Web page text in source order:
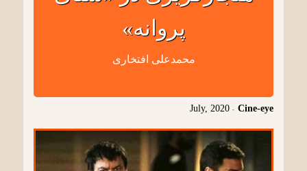
پروانه»
محمدعلی افتخاری
Cine-eye
-
July, 2020